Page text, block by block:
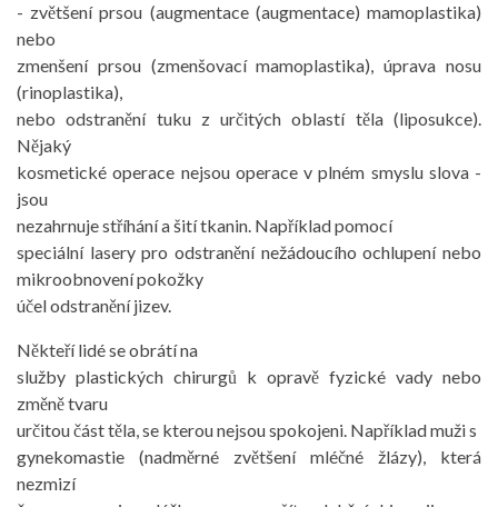
- zvětšení prsou (augmentace (augmentace) mamoplastika)
nebo
zmenšení prsou (zmenšovací mamoplastika), úprava nosu
(rinoplastika),
nebo odstranění tuku z určitých oblastí těla (liposukce).
Nějaký
kosmetické operace nejsou operace v plném smyslu slova -
jsou
nezahrnuje stříhání a šití tkanin. Například pomocí
speciální lasery pro odstranění nežádoucího ochlupení nebo
mikroobnovení pokožky
účel odstranění jizev.
Někteří lidé se obrátí na
služby plastických chirurgů k opravě fyzické vady nebo
změně tvaru
určitou část těla, se kterou nejsou spokojeni. Například muži s
gynekomastie (nadměrné zvětšení mléčné žlázy), která
nezmizí